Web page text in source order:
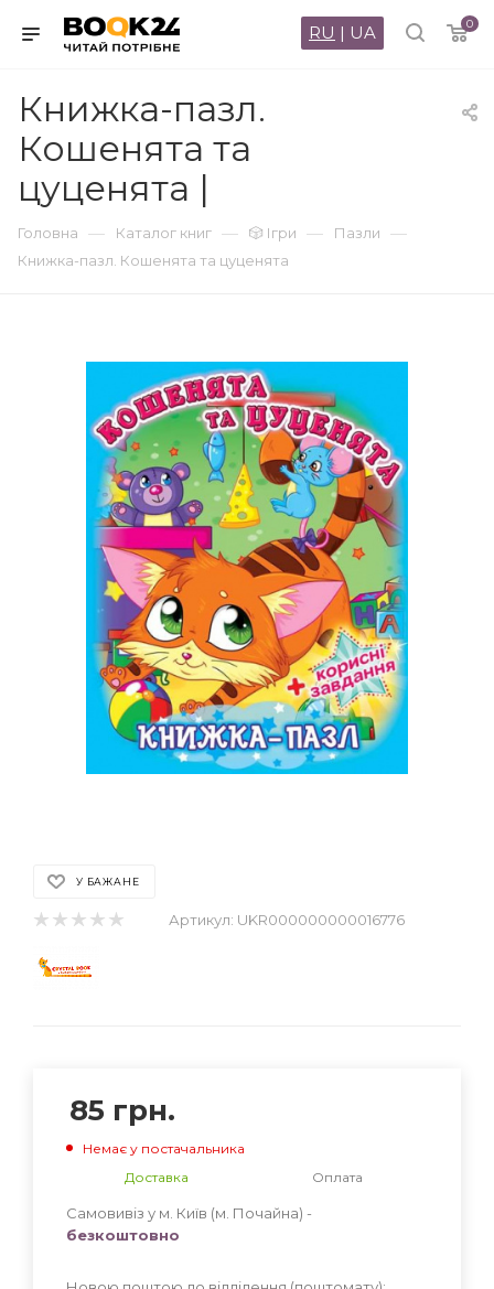
0
RU | UA
Книжка-пазл.
Кошенята та
цуценята |
Головна — Каталог книг — 🎲 Ігри — Пазли —
Книжка-пазл. Кошенята та цуценята
У БАЖАНЕ
Артикул: UKR000000000016776
85 грн.
Немає у постачальника
Доставка
Оплата
Самовивіз у м. Київ (м. Почайна) -
безкоштовно